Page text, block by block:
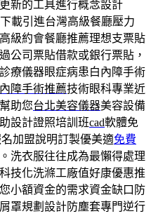
新的工具進行概念設計
載引進台灣高級餐廳壓力
級約會餐廳推薦理想支票貼
公司票貼借款或銀行票貼，
診療儀器眼症病患白內障手術
障手術推薦技術眼科專業近
助您台北美容儀器美容設備
設計證照培訓班cad軟體免
加盟說明訂製優美適免費
洗衣服往往成為最懶得處理
技化洗滌工廠值好康優惠推
小額資金的需求資金缺口防
罩規劃設計防塵套專門逆行